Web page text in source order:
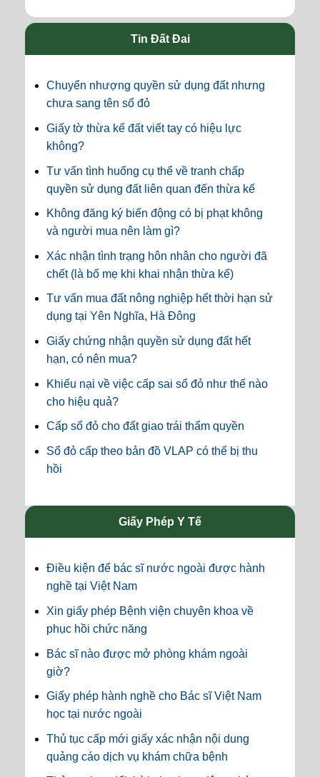
Tin Đất Đai
Chuyển nhượng quyền sử dụng đất nhưng
chưa sang tên sổ đỏ
Giấy tờ thừa kế đất viết tay có hiệu lực
không?
Tư vấn tình huống cụ thể về tranh chấp
quyền sử dụng đất liên quan đến thừa kế
Không đăng ký biến động có bị phạt không
và người mua nên làm gì?
Xác nhận tình trạng hôn nhân cho người đã
chết (là bố mẹ khi khai nhận thừa kế)
Tư vấn mua đất nông nghiệp hết thời hạn sử
dụng tại Yên Nghĩa, Hà Đông
Giấy chứng nhận quyền sử dụng đất hết
hạn, có nên mua?
Khiếu nại về việc cấp sai sổ đỏ như thế nào
cho hiệu quả?
Cấp sổ đỏ cho đất giao trái thẩm quyền
Sổ đỏ cấp theo bản đồ VLAP có thể bị thu
hồi
Giấy Phép Y Tế
Điều kiện để bác sĩ nước ngoài được hành
nghề tại Việt Nam
Xin giấy phép Bệnh viện chuyên khoa về
phục hồi chức năng
Bác sĩ nào được mở phòng khám ngoài
giờ?
Giấy phép hành nghề cho Bác sĩ Việt Nam
học tại nước ngoài
Thủ tục cấp mới giấy xác nhận nội dung
quảng cáo dịch vụ khám chữa bệnh